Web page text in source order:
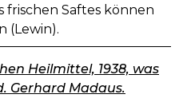
frischen Saftes können
(Lewin).
Heilmittel, 1938, was
Gerhard Madaus.